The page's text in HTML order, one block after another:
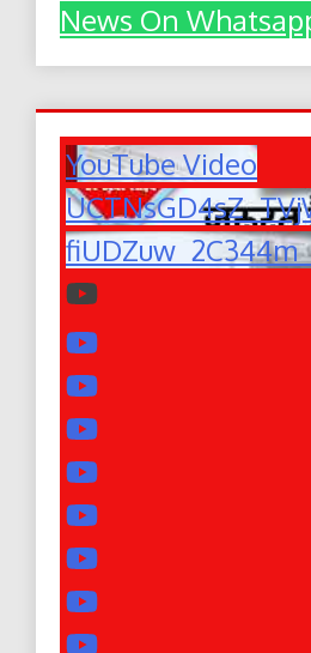
News On
YouTube Video